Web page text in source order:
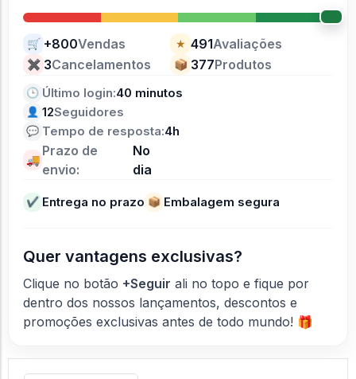
🛒 +800Vendas ★ 491Avaliações
✖ 3Cancelamentos 📦 377Produtos
🕒 Último login:40 minutos
👤 12Seguidores
💬 Tempo de resposta:4h
🚚
Prazo de
envio:
No
dia
✔ Entrega no prazo 📦 Embalagem segura
Quer vantagens exclusivas?
Clique no botão +Seguir ali no topo e fique por
dentro dos nossos lançamentos, descontos e
promoções exclusivas antes de todo mundo! 🎁